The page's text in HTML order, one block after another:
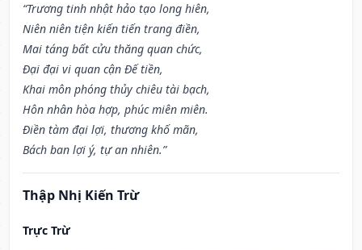
“Trương tinh nhật hảo tạo long hiên,
Niên niên tiện kiến tiến trang điền,
Mai táng bất cửu thăng quan chức,
Đại đại vi quan cận Đế tiền,
Khai môn phóng thủy chiêu tài bạch,
Hôn nhân hòa hợp, phúc miên miên.
Điền tàm đại lợi, thương khố mãn,
Bách ban lợi ý, tự an nhiên.”
Thập Nhị Kiến Trừ
Trực Trừ